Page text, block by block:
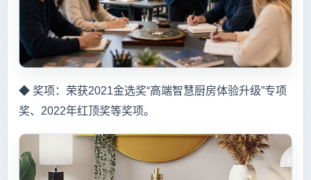
◆ 奖项：荣获2021金选奖“高端智慧厨房体验升级”专项
奖、2022年红顶奖等奖项。